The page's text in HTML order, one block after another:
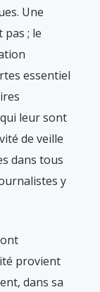
Une
; le
essentiel
leur sont
de veille
dans tous
y
provient
dans sa